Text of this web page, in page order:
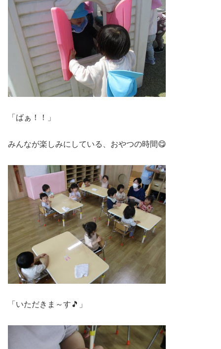
「ばぁ！！」
みんなが楽しみにしている、おやつの時間😋
「いただきま～す🎵」